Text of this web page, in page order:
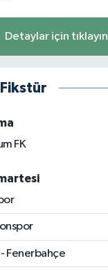
Detaylar için tıklayın
FK
Fenerbahçe